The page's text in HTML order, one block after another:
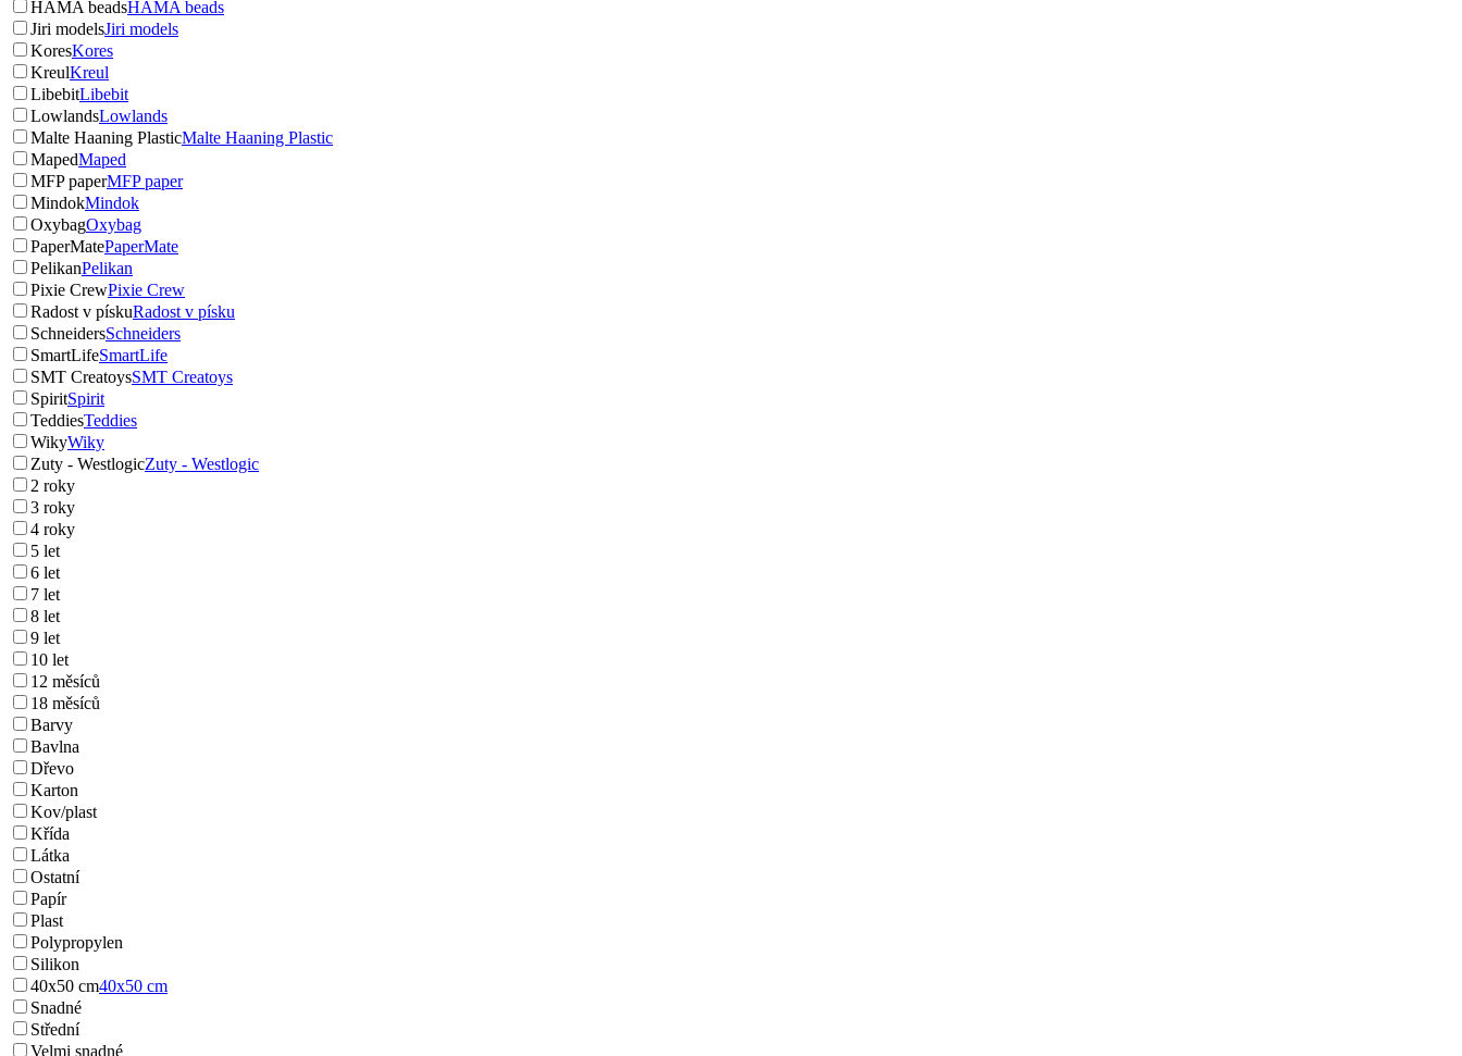
HAMA beadsHAMA beads
Jiri modelsJiri models
KoresKores
KreulKreul
LibebitLibebit
LowlandsLowlands
Malte Haaning PlasticMalte Haaning Plastic
MapedMaped
MFP paperMFP paper
MindokMindok
OxybagOxybag
PaperMatePaperMate
PelikanPelikan
Pixie CrewPixie Crew
Radost v pískuRadost v písku
SchneidersSchneiders
SmartLifeSmartLife
SMT CreatoysSMT Creatoys
SpiritSpirit
TeddiesTeddies
WikyWiky
Zuty - WestlogicZuty - Westlogic
2 roky
3 roky
4 roky
5 let
6 let
7 let
8 let
9 let
10 let
12 měsíců
18 měsíců
Barvy
Bavlna
Dřevo
Karton
Kov/plast
Křída
Látka
Ostatní
Papír
Plast
Polypropylen
Silikon
40x50 cm40x50 cm
Snadné
Střední
Velmi snadné